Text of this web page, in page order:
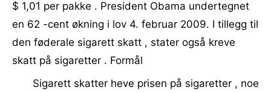
$ 1,01 per pakke . President Obama undertegnet
en 62 -cent økning i lov 4. februar 2009. I tillegg til
den føderale sigarett skatt , stater også kreve
skatt på sigaretter . Formål
Sigarett skatter heve prisen på sigaretter , noe